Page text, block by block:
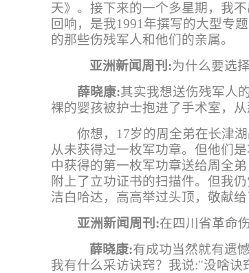
天》。接下来的一个多星期，我
回响，是我1991年撰写的大型专
的那些伤残军人和他们的亲属。
亚洲新闻周刊:为什么要选
薛晓康:其实我想送伤残军人
裸的婴孩被护士抱进了手术室，
你想，17岁的周全弟在长津
从未获得过一枚军功章。但他们
中获得的第一枚军功章送给周全
附上了立功证书的扫描件。但我
洁白哈达，高高举过头顶，敬献给
亚洲新闻周刊 :在四川省革命
薛晓康:有成功当然就有遗
我有什么采访诀窍？我说:"没啥诀